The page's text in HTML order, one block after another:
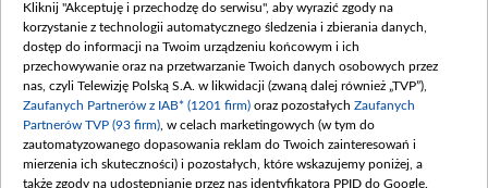
Procedura zgłoszeń wewnętrznych
Kliknij "Akceptuję i przechodzę do serwisu", aby wyrazić zgody na
korzystanie z technologii automatycznego śledzenia i zbierania danych,
dostęp do informacji na Twoim urządzeniu końcowym i ich
przechowywanie oraz na przetwarzanie Twoich danych osobowych przez
nas, czyli Telewizję Polską S.A. w likwidacji (zwaną dalej również „TVP”),
Zaufanych Partnerów z IAB* (1201 firm) oraz pozostałych Zaufanych
Partnerów TVP (93 firm) , w celach marketingowych (w tym do
zautomatyzowanego dopasowania reklam do Twoich zainteresowań i
mierzenia ich skuteczności) i pozostałych, które wskazujemy poniżej, a
także zgody na udostępnianie przez nas identyfikatora PPID do Google.